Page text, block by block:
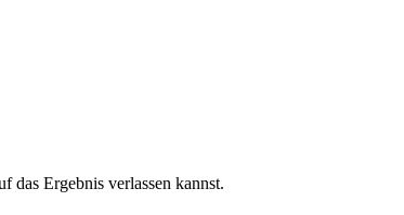
das Ergebnis verlassen kannst.